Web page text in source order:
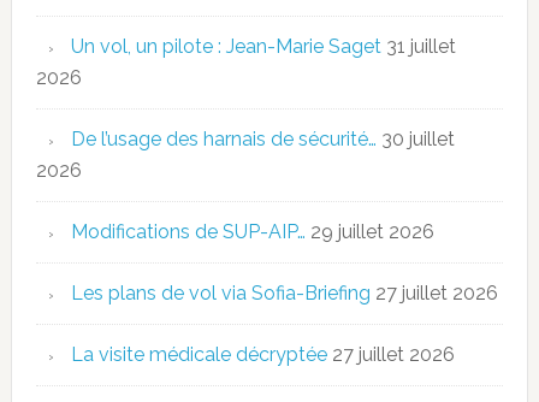
Un vol, un pilote : Jean-Marie Saget 31 juillet
2026
De l’usage des harnais de sécurité… 30 juillet
2026
Modifications de SUP-AIP… 29 juillet 2026
Les plans de vol via Sofia-Briefing 27 juillet 2026
La visite médicale décryptée 27 juillet 2026